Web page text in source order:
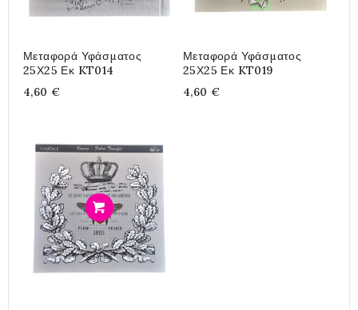
Μεταφορά Υφάσματος
25Χ25 Εκ KT014
4,60 €
Μεταφορά Υφάσματος
25Χ25 Εκ KT019
4,60 €